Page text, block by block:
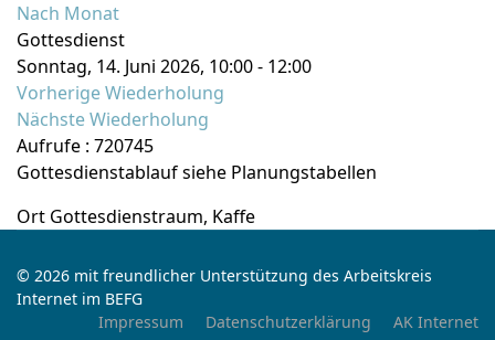
Nach Monat
Gottesdienst
Sonntag, 14. Juni 2026, 10:00 - 12:00
Vorherige Wiederholung
Nächste Wiederholung
Aufrufe : 720745
Gottesdienstablauf siehe Planungstabellen
Ort Gottesdienstraum, Kaffe
© 2026 mit freundlicher Unterstützung des Arbeitskreis
Internet im BEFG
Impressum
Datenschutzerklärung AK Internet